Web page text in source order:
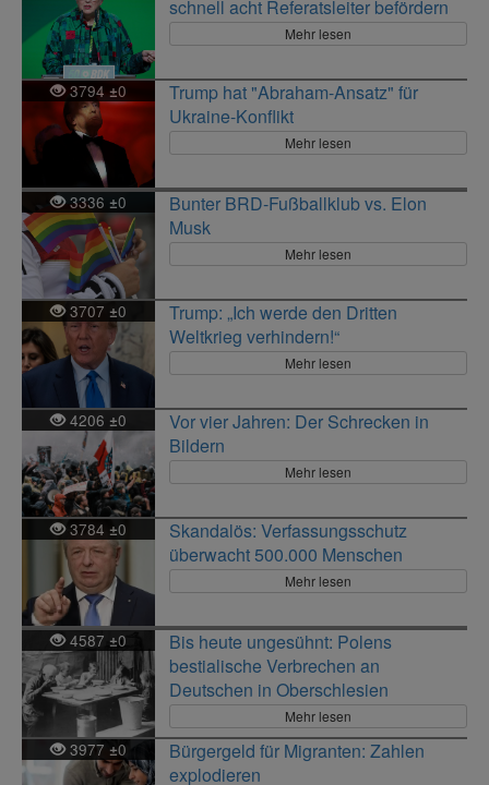
schnell acht Referatsleiter befördern
Mehr lesen
3794±0
Trump hat "Abraham-Ansatz" für
Ukraine-Konflikt
Mehr lesen
3336 ±0
Bunter BRD-Fußballklub vs. Elon
Musk
Mehr lesen
3707 ±0
Trump: „Ich werde den Dritten
Weltkrieg verhindern!“
Mehr lesen
4206 ±0
Vor vier Jahren: Der Schrecken in
Bildern
Mehr lesen
3784±0
Skandalös: Verfassungsschutz
überwacht 500.000 Menschen
Mehr lesen
4587 ±0
Bis heute ungesühnt: Polens
bestialische Verbrechen an
Deutschen in Oberschlesien
Mehr lesen
3977±0
Bürgergeld für Migranten: Zahlen
explodieren